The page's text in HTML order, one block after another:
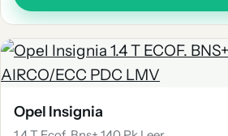
Opel Insignia